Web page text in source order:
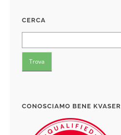
CERCA
CONOSCIAMO BENE KVASER